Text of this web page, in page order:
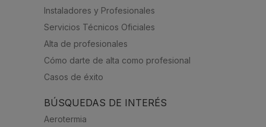
Instaladores y Profesionales
Servicios Técnicos Oficiales
Alta de profesionales
Cómo darte de alta como profesional
Casos de éxito
BÚSQUEDAS DE INTERÉS
Aerotermia